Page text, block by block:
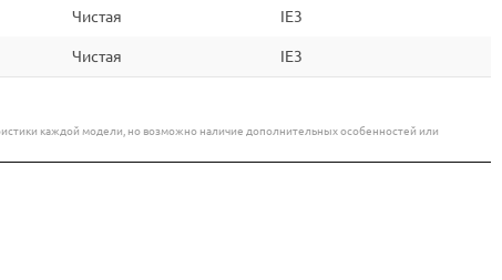
Чистая IE3
Чистая IE3
каждой модели, но возможно наличие дополнительных особенностей или